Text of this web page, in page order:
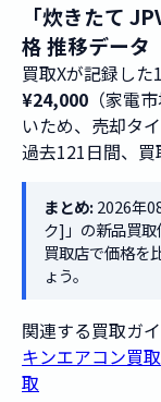
「炊きたて
格 推移データ
買取Xが記録し
¥24,000 （家電
いため、売却タ
過去121日間、買
まとめ:2026年
ク]」の新品買
買取店で価格を
ょう。
関連する買取ガ
キンエアコン買取
取